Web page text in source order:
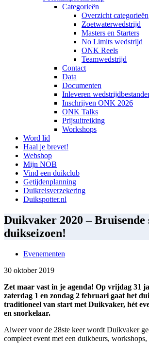
Categorieën
Overzicht categorieën
Zoetwaterwedstrijd
Masters en Starters
No Limits wedstrijd
ONK Reels
Teamwedstrijd
Contact
Data
Documenten
Inleveren
Inschrijven ONK 2026
ONK Talks
Prijsuitreiking
Workshops
Word lid
Haal je brevet!
Webshop
Mijn NOB
Vind een duikclub
Getijdenplanning
Duikreisverzekering
Duikspotter.nl
Duikvaker 2020 –
duikseizoen!
Evenementen
30 oktober 2019
Zet maar vast in je agenda! Op vrijdag 31
zaterdag 1 en zondag 2 februari gaat het
traditioneel van start met Duikvaker, hét
en snorkelaar.
Alweer voor de 28ste keer wordt Duikvaker
compleet event met een duikbeurs, workshops,